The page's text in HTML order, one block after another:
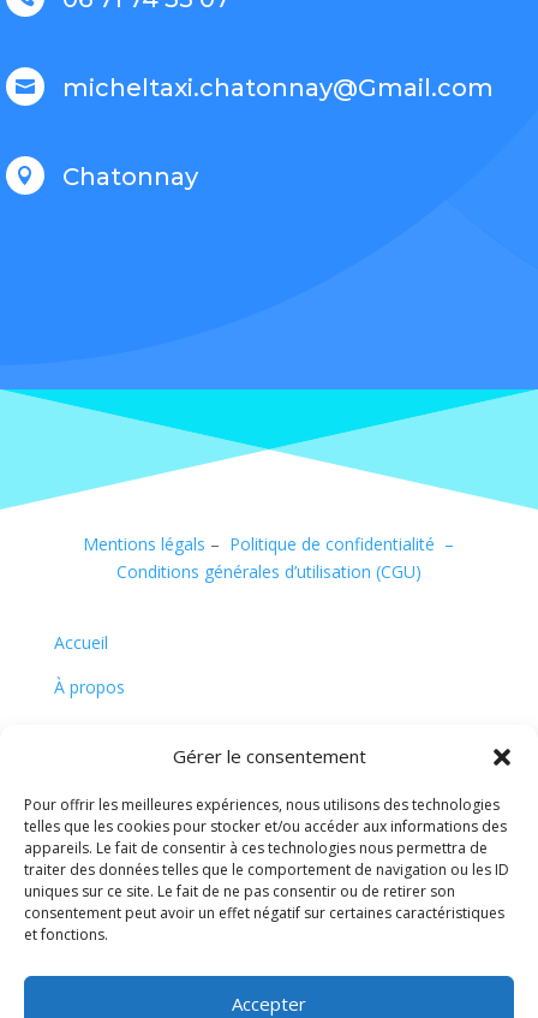
Gérer le consentement
Pour offrir les meilleures expériences, nous utilisons des technologies
telles que les cookies pour stocker et/ou accéder aux informations des
appareils. Le fait de consentir à ces technologies nous permettra de
traiter des données telles que le comportement de navigation ou les ID
uniques sur ce site. Le fait de ne pas consentir ou de retirer son
consentement peut avoir un effet négatif sur certaines caractéristiques
et fonctions.
Accepter
 micheltaxi.chatonnay@Gmail.com
 Chatonnay
Mentions légals – Politique de confidentialité –
Conditions générales d’utilisation (CGU)
Accueil
À propos
© 2025 Michel Taxi et associés. Tous droits
réservés.
Taxi, vsl conventionné cpam, Isère
〉Propulsé par PROagences